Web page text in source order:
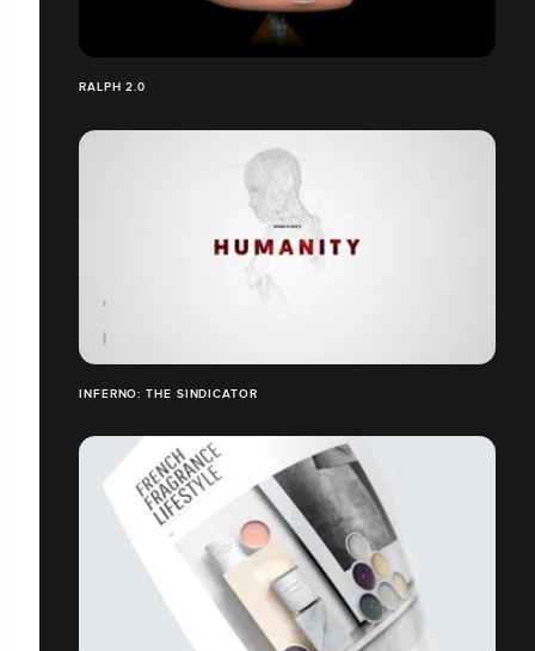
RALPH 2.0
INFERNO: THE SINDICATOR